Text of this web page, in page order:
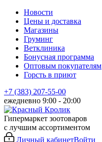
Новости
Цены и доставка
Магазины
Груминг
Ветклиника
Бонусная программа
Оптовым покупателям
Горсть в приют
+7 (383) 207-55-00
ежедневно 9:00 - 20:00
Гипермаркет зоотоваров
с лучшим ассортиментом
Личный кабинетВойти